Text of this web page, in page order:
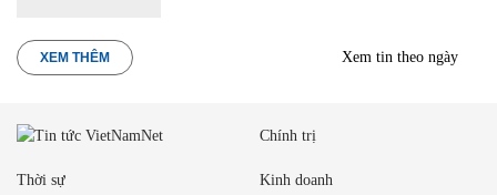
XEM THÊM Xem tin theo ngày
Chính trị
Thời sự Kinh doanh